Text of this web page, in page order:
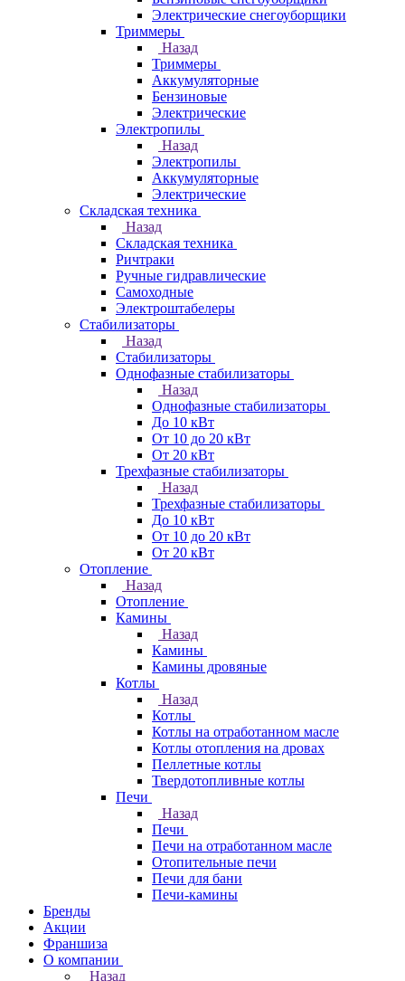
Электрические снегоуборщики
Триммеры
Назад
Триммеры
Аккумуляторные
Бензиновые
Электрические
Электропилы
Назад
Электропилы
Аккумуляторные
Электрические
Складская техника
Назад
Складская техника
Ричтраки
Ручные гидравлические
Самоходные
Электроштабелеры
Стабилизаторы
Назад
Стабилизаторы
Однофазные стабилизаторы
Назад
Однофазные стабилизаторы
До 10 кВт
От 10 до 20 кВт
От 20 кВт
Трехфазные стабилизаторы
Назад
Трехфазные стабилизаторы
До 10 кВт
От 10 до 20 кВт
От 20 кВт
Отопление
Назад
Отопление
Камины
Назад
Камины
Камины дровяные
Котлы
Назад
Котлы
Котлы на отработанном масле
Котлы отопления на дровах
Пеллетные котлы
Твердотопливные котлы
Печи
Назад
Печи
Печи на отработанном масле
Отопительные печи
Печи для бани
Печи-камины
Бренды
Акции
Франшиза
О компании
Назад